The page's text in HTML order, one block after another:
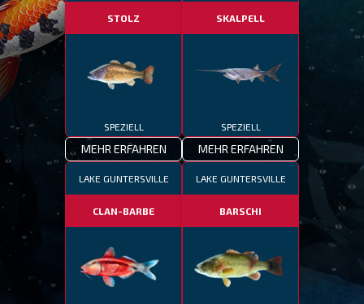
STOLZ
SPEZIELL
MEHR ERFAHREN
SKALPELL
SPEZIELL
MEHR ERFAHREN
LAKE GUNTERSVILLE
CLAN-BARBE
LAKE GUNTERSVILLE
BARSCHI